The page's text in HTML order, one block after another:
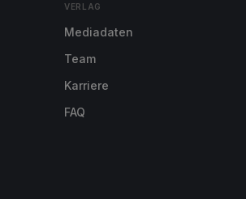
VERLAG
Mediadaten
Team
Karriere
FAQ